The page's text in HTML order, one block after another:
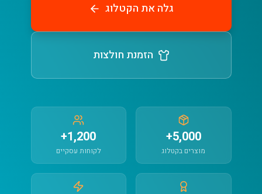
גלה את הקטלוג
הזמנת חולצות
5,000+
מוצרים בקטלוג
1,200+
לקוחות עסקיים